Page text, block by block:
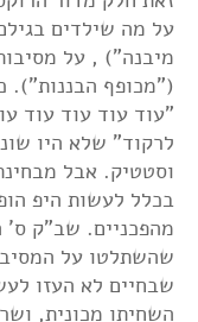
על מה שילדים
מיבנה") , על
("מכופף הבננות").
"עוד עוד עוד עוד
לרקוד" שלא היו
וסטטיק. אבל
בכלל לעשות היפ
מהפכניים. שב"ק ס'
שהשתלטו על
שבחיים לא העזו
השחיתו מכונית,